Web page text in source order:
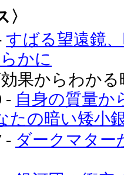
〉
すばる望遠鏡
かに
果からわかる
- 自身の質量か
たの暗い矮小
- ダークマター